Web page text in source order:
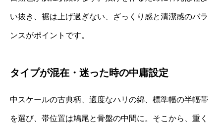
い抜き、裾は上げ過ぎない、ざっくり感と清潔感のバラ
ンスがポイントです。
タイプが混在・迷った時の中庸設定
中スケールの古典柄、適度なハリの綿、標準幅の半幅帯
を選び、帯位置は鳩尾と骨盤の中間に。そこから、重く